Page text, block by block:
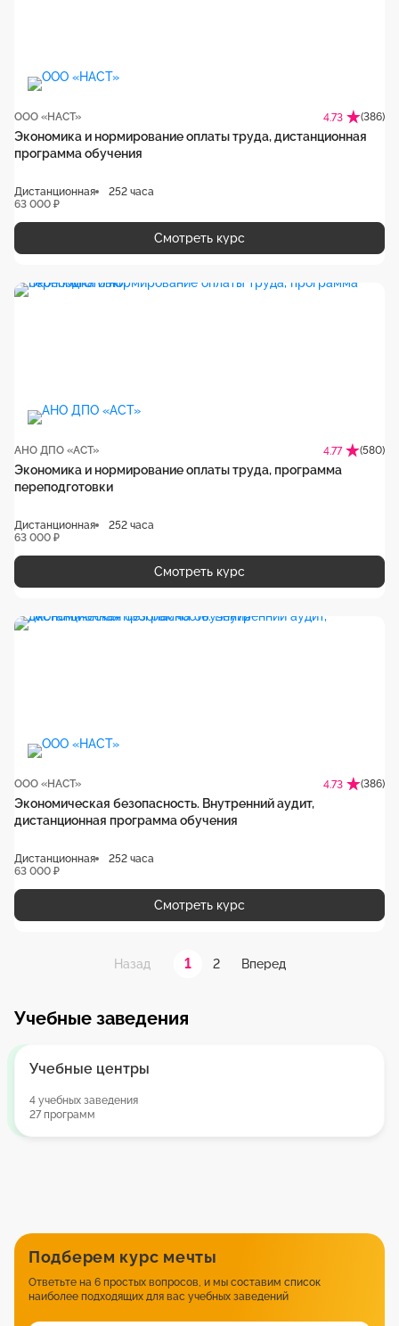
ООО «НАСТ» 4.73 (386)
Экономика и нормирование оплаты труда, дистанционная
программа обучения
Дистанционная
252 часа
63 000 ₽
Смотреть курс
АНО ДПО «АСТ» 4.77 (580)
Экономика и нормирование оплаты труда, программа
переподготовки
Дистанционная
252 часа
63 000 ₽
Смотреть курс
ООО «НАСТ» 4.73 (386)
Экономическая безопасность. Внутренний аудит,
дистанционная программа обучения
Дистанционная
252 часа
63 000 ₽
Смотреть курс
Назад 1 2 Вперед
Учебные заведения
Учебные центры
4 учебных заведения
27 программ
Подберем курс мечты
Ответьте на 6 простых вопросов, и мы составим список
наиболее подходящих для вас учебных заведений